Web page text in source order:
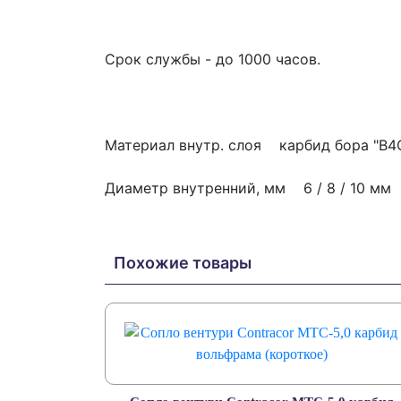
Срок службы - до 1000 часов.
Материал внутр. слоя карбид бора
Диаметр внутренний, мм 6 / 8 / 10 мм
Похожие товары